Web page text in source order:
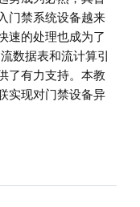
门禁系统设备越来
速的处理也成为了
数据表和流计算引
了有力支持。本教
实现对门禁设备异